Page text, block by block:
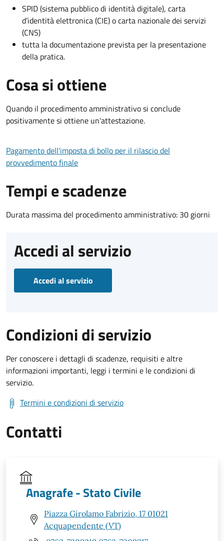
SPID (sistema pubblico di identità digitale), carta
d’identità elettronica (CIE) o carta nazionale dei servizi
(CNS)
tutta la documentazione prevista per la presentazione
della pratica.
Cosa si ottiene
Quando il procedimento amministrativo si conclude
positivamente si ottiene un'attestazione.
Pagamento dell'imposta di bollo per il rilascio del
provvedimento finale
Tempi e scadenze
Durata massima del procedimento amministrativo: 30 giorni
Accedi al servizio
Accedi al servizio
Condizioni di servizio
Per conoscere i dettagli di scadenze, requisiti e altre
informazioni importanti, leggi i termini e le condizioni di
servizio.
Termini e condizioni di servizio
Contatti
Anagrafe - Stato Civile
Piazza Girolamo Fabrizio, 17 01021
Acquapendente (VT)